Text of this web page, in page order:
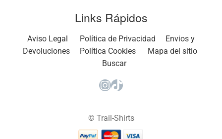
Links Rápidos
Aviso Legal Política de Privacidad
Envios y
Devoluciones
Política Cookies
Mapa del sitio
Buscar
Instagram
TikTok
© Trail-Shirts